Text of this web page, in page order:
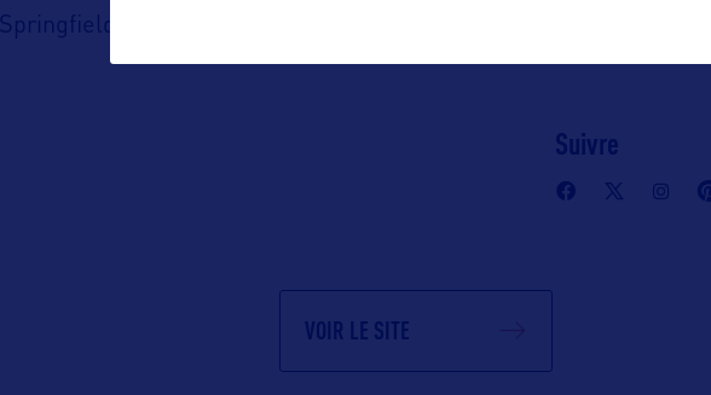
Springfield, IL 62701
Suivre
VOIR LE SITE